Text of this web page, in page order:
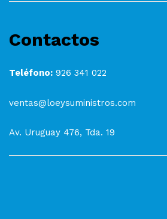
Contactos
Teléfono: 926 341 022
ventas@loeysuministros.com
Av. Uruguay 476, Tda. 19